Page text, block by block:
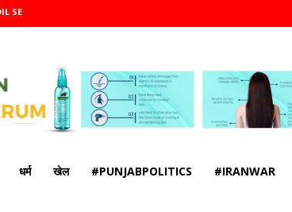
SE
धर्म खेल #PUNJABPOLITICS #IRANWAR